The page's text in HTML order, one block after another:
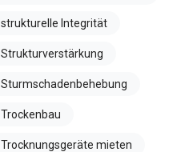
strukturelle Integrität
Strukturverstärkung
Sturmschadenbehebung
Trockenbau
Trocknungsgeräte mieten